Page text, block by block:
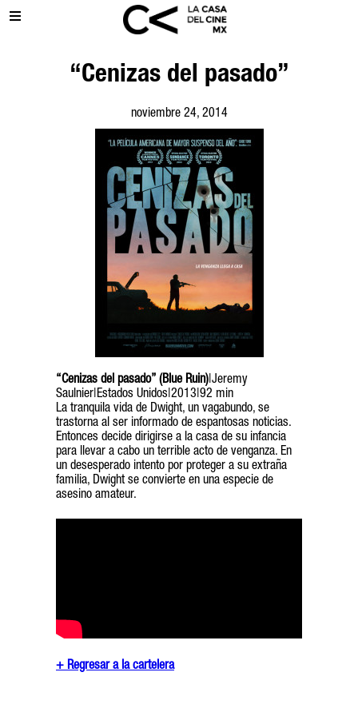
“Cenizas del pasado”
noviembre 24, 2014
“Cenizas del pasado” (Blue Ruin)|Jeremy
Saulnier|Estados Unidos|2013|92 min
La tranquila vida de Dwight, un vagabundo, se
trastorna al ser informado de espantosas noticias.
Entonces decide dirigirse a la casa de su infancia
para llevar a cabo un terrible acto de venganza. En
un desesperado intento por proteger a su extraña
familia, Dwight se convierte en una especie de
asesino amateur.
+ Regresar a la cartelera